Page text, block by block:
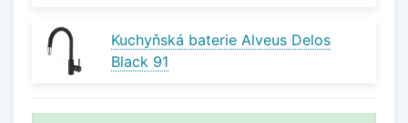
Kuchyňská baterie Alveus Delos
Black 91